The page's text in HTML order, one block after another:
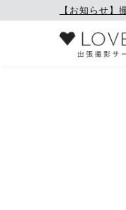
【お知らせ】